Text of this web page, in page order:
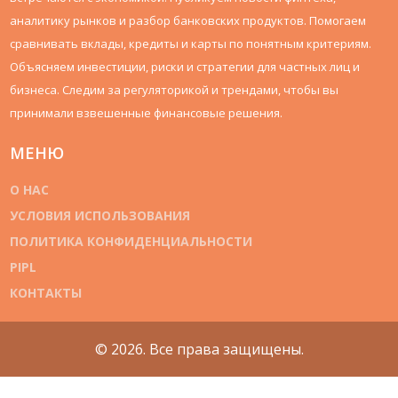
аналитику рынков и разбор банковских продуктов. Помогаем
сравнивать вклады, кредиты и карты по понятным критериям.
Объясняем инвестиции, риски и стратегии для частных лиц и
бизнеса. Следим за регуляторикой и трендами, чтобы вы
принимали взвешенные финансовые решения.
МЕНЮ
О НАС
УСЛОВИЯ ИСПОЛЬЗОВАНИЯ
ПОЛИТИКА КОНФИДЕНЦИАЛЬНОСТИ
PIPL
КОНТАКТЫ
© 2026. Все права защищены.